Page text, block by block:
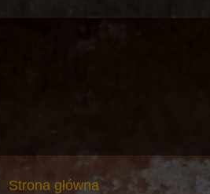
Strona główna